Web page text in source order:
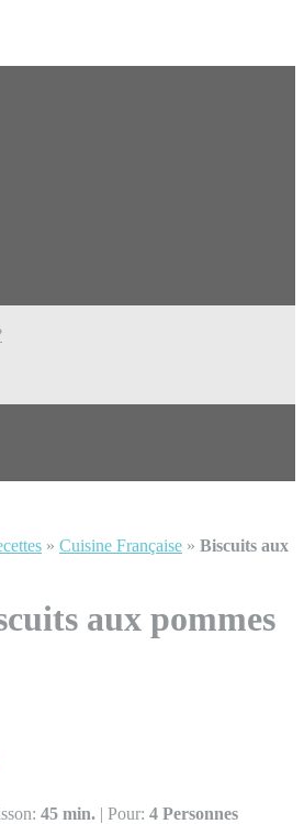
» Cuisine Française » Biscuits aux
aux pommes
45 min. | Pour: 4 Personnes